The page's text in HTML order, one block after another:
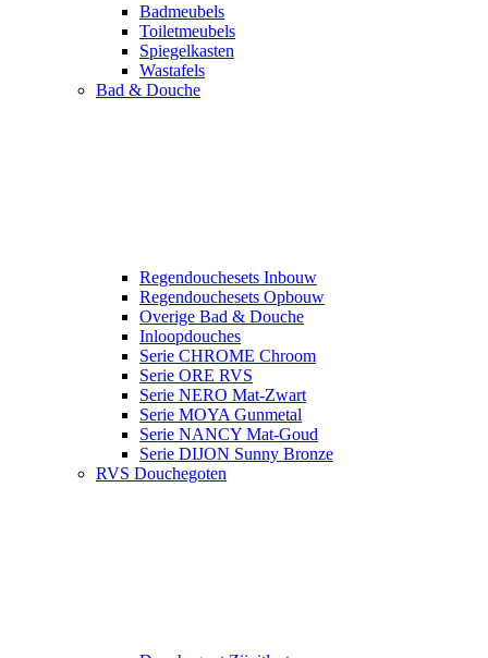
Badmeubels
Toiletmeubels
Spiegelkasten
Wastafels
Bad & Douche
Regendouchesets Inbouw
Regendouchesets Opbouw
Overige Bad & Douche
Inloopdouches
Serie CHROME Chroom
Serie ORE RVS
Serie NERO Mat-Zwart
Serie MOYA Gunmetal
Serie NANCY Mat-Goud
Serie DIJON Sunny Bronze
RVS Douchegoten